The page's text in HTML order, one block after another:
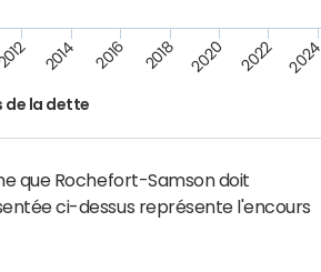
de la dette
2014 2016 2018 2020 2022 2024
que Rochefort-Samson doit
ci-dessus représente l'encours